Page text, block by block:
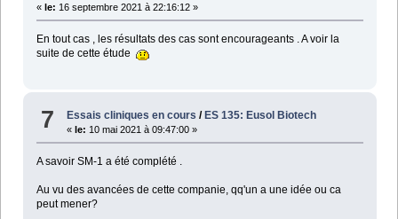
« le: 16 septembre 2021 à 22:16:12 »
En tout cas , les résultats des cas sont encourageants . A voir la
suite de cette étude
7 Essais cliniques en cours /ES 135: Eusol Biotech
«le: 10 mai 2021 à 09:47:00 »
A savoir SM-1 a été complété .
Au vu des avancées de cette companie, qq'un a une idée ou ca
peut mener?